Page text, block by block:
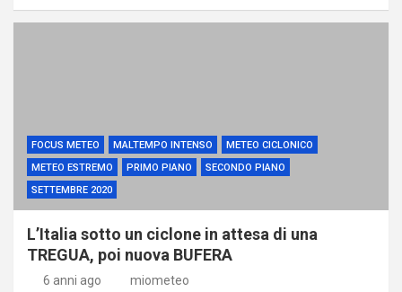
FOCUS METEO MALTEMPO INTENSO
METEO CICLONICO
METEO ESTREMO
PRIMO PIANO
SECONDO PIANO
SETTEMBRE 2020
L’Italia sotto un ciclone in attesa di una
TREGUA, poi nuova BUFERA
6 anni ago miometeo